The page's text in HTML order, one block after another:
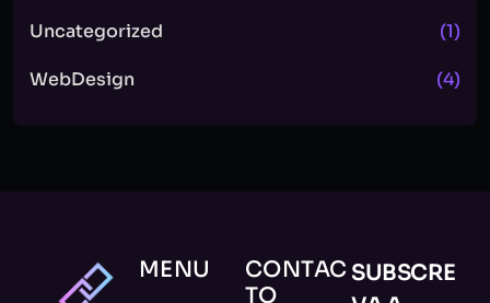
Uncategorized (1)
WebDesign (4)
MENU
CONTAC
TO
SUBSCRE